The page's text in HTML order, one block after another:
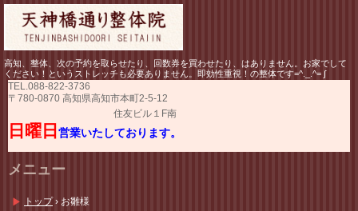
高知、整体、次の予約を取らせたり、回数券を買わせたり、はありません。お家でして
ください！というストレッチも必要ありません。即効性重視！の整体です=^._.^= ∫
TEL.088-822-3736
〒780-0870 高知県高知市本町2-5-12
住友ビル１F南
日曜日 営業いたしております。
メニュー
ン
トップ › お雛様